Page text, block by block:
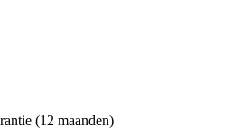
(12 maanden)